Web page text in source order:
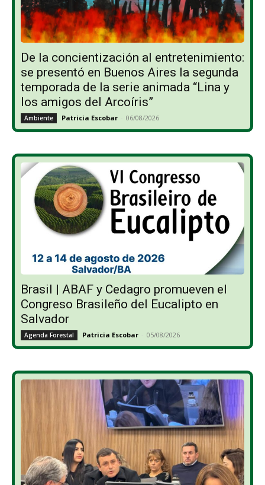
De la concientización al entretenimiento:
se presentó en Buenos Aires la segunda
temporada de la serie animada “Lina y
los amigos del Arcoíris”
Ambiente Patricia Escobar - 06/08/2026
Brasil | ABAF y Cedagro promueven el
Congreso Brasileño del Eucalipto en
Salvador
Agenda Forestal Patricia Escobar - 05/08/2026